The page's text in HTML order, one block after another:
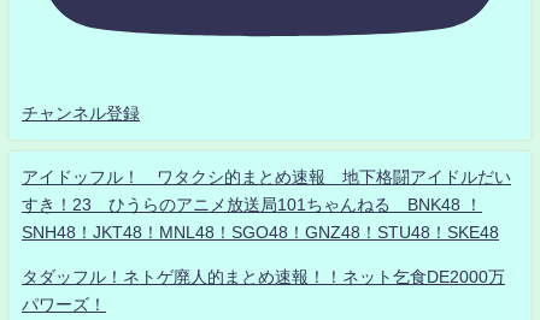
チャンネル登録
アイドッフル！ ワタクシ的まとめ速報 地下格闘アイドルだい
すき！23 ひうらのアニメ放送局101ちゃんねる BNK48 ！
SNH48！JKT48！MNL48！SGO48！GNZ48！STU48！SKE48
タダッフル！ネトゲ廃人的まとめ速報！！ネット乞食DE2000万
パワーズ！